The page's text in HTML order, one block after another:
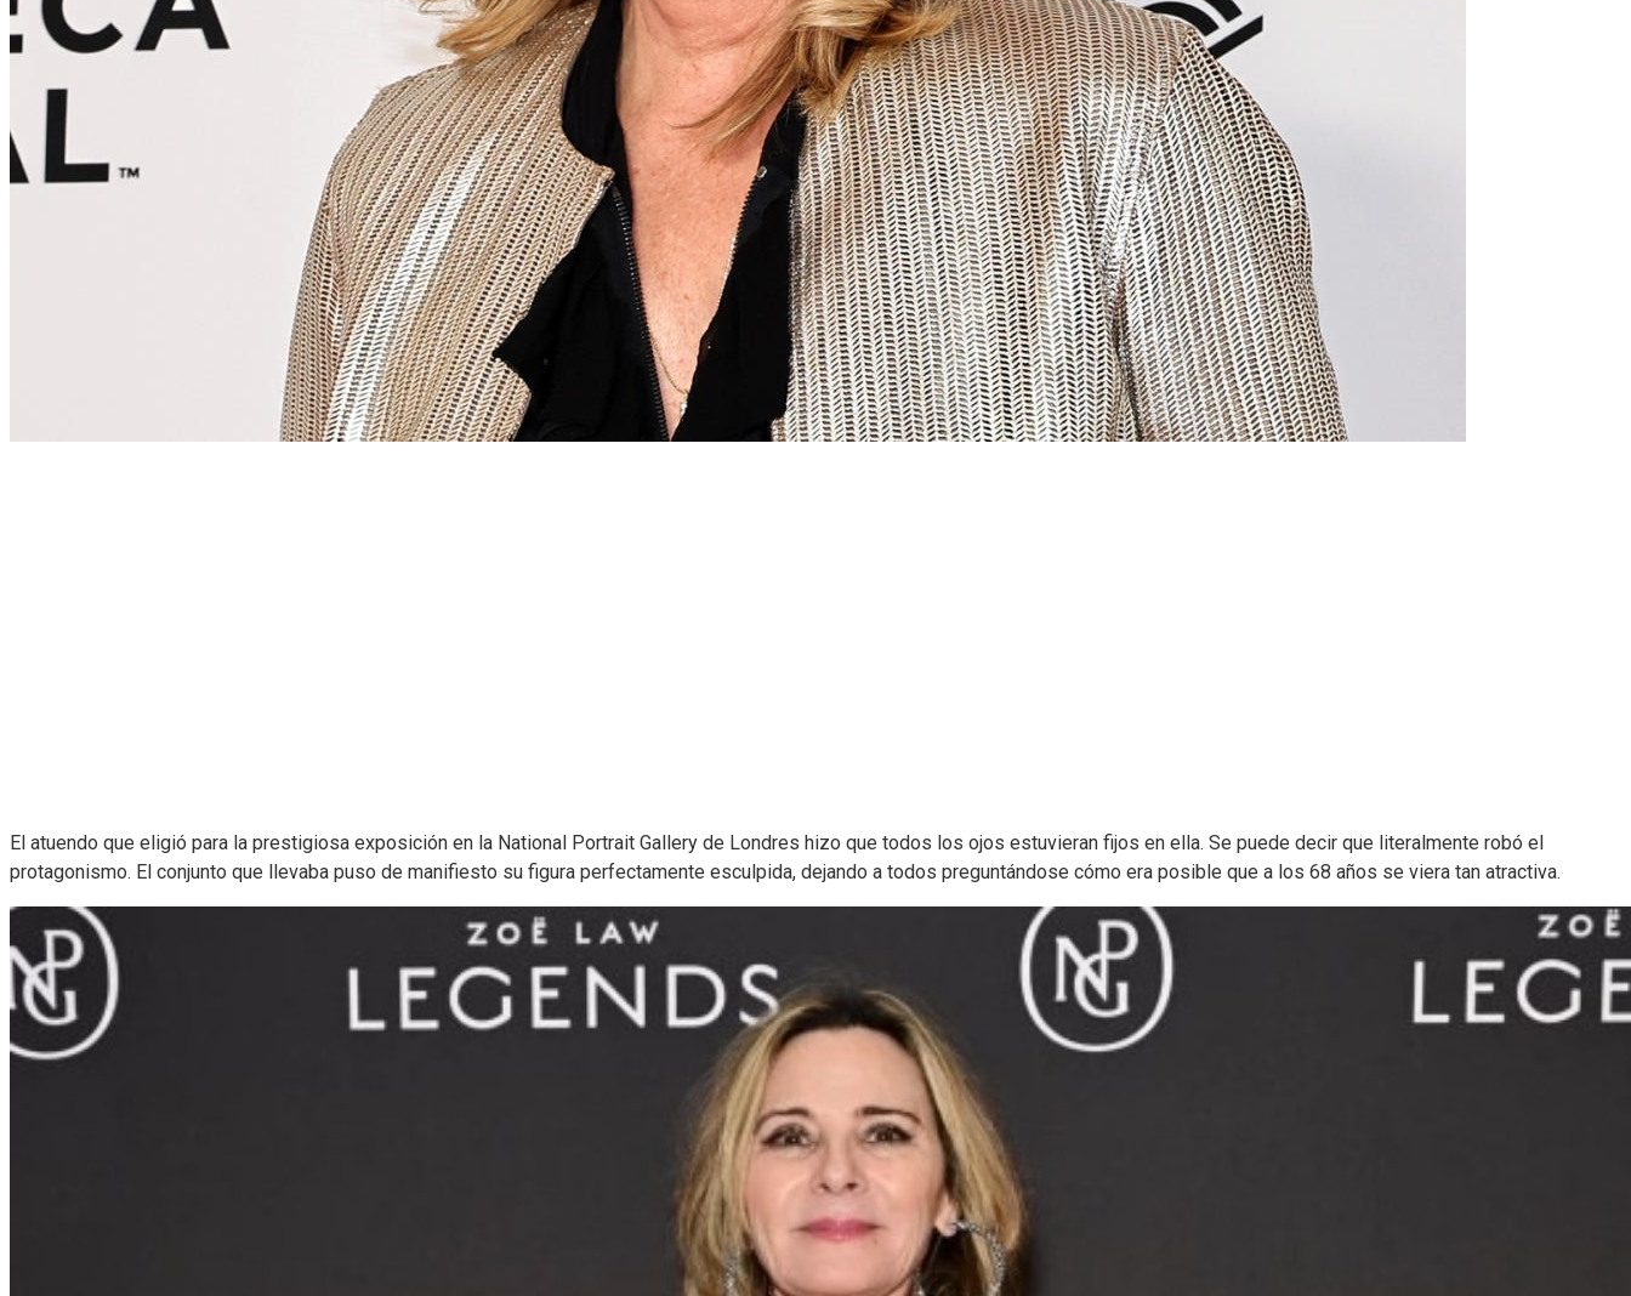
El atuendo que eligió para la prestigiosa exposición en la National Portrait Gallery de Londres hizo que todos los ojos estuvieran fijos en ella. Se puede decir que literalmente robó el
protagonismo. El conjunto que llevaba puso de manifiesto su figura perfectamente esculpida, dejando a todos preguntándose cómo era posible que a los 68 años se viera tan atractiva.